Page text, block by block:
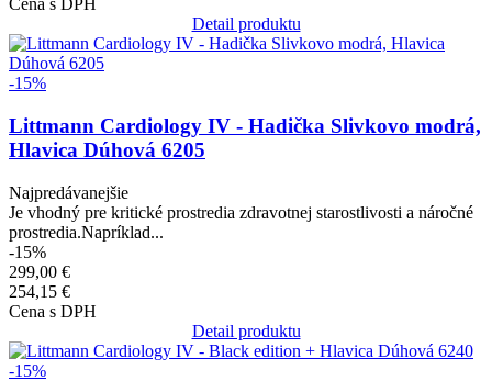
Cena s DPH
Detail produktu
Obrázok
-15%
Littmann Cardiology IV - Hadička Slivkovo modrá,
Hlavica Dúhová 6205
Najpredávanejšie
Je vhodný pre kritické prostredia zdravotnej starostlivosti a náročné
prostredia.Napríklad...
-15%
299,00 €
254,15 €
Cena s DPH
Detail produktu
Obrázok
-15%